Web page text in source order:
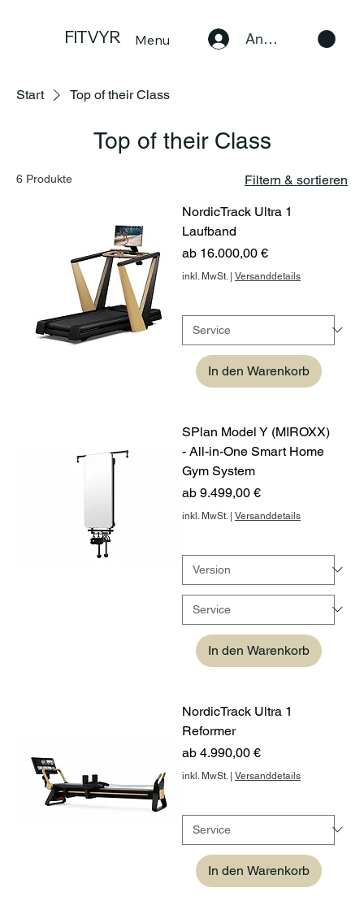
FITVYR Anmelden
Menu
Start Top of their Class
Top of their Class
6 Produkte Filtern & sortieren
NordicTrack Ultra 1
Laufband
ab 16.000,00 €
Sale-Preis
inkl. MwSt.| Versanddetails
In den Warenkorb
SPlan Model Y (MIROXX)
- All-in-One Smart Home
Gym System
ab 9.499,00 €
Sale-Preis
inkl. MwSt.| Versanddetails
In den Warenkorb
NordicTrack Ultra 1
Reformer
ab 4.990,00 €
Sale-Preis
inkl. MwSt.| Versanddetails
In den Warenkorb